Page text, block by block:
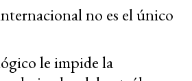
no es el único
le impide la